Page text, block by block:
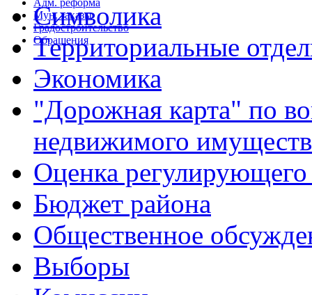
Мун. заказы
Градостроительство
Обращения
Символика
Территориальные
Экономика
"Дорожная карта" по
недвижимого
Оценка регулирующего
Бюджет района
Общественное
Выборы